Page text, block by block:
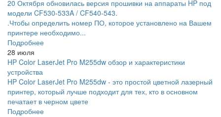
20 Октября обновилась версия прошивки на аппараты HP под
модели CF530-533A / CF540-543.
.Чтобы определить номер ПО, которое установлено на Вашем
принтере необходимо...
Подробнее
28 июля
HP Color LaserJet Pro M255dw обзор и характеристики
устройства
HP Color LaserJet Pro M255dw - это простой цветной лазерный
принтер, который лучше подходит для тех, кто в основном
печатает в черном цвете
Подробнее